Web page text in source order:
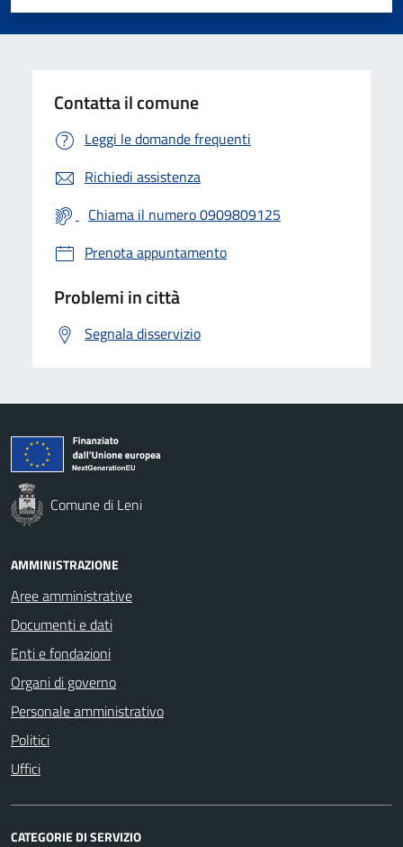
Valuta 5 stelle su 5
Valuta 4 stelle su 5
Valuta 3 stelle su 5
Valuta 2 stelle su 5
Valuta 1 stelle su 5
Contatta il comune
Leggi le domande frequenti
Richiedi assistenza
Chiama il numero 0909809125
Prenota appuntamento
Problemi in città
Segnala disservizio
Comune di Leni
AMMINISTRAZIONE
Aree amministrative
Documenti e dati
Enti e fondazioni
Organi di governo
Personale amministrativo
Politici
Uffici
CATEGORIE DI SERVIZIO